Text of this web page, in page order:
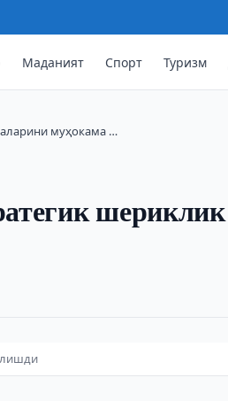
Маданият Спорт Туризм
муҳокама …
шериклик